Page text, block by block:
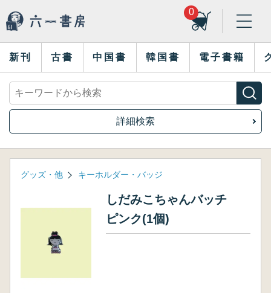
0
新刊 古書 中国書 韓国書 電子書籍
詳細検索
グッズ・他 キーホルダー・バッジ
しだみこちゃんバッチ
ピンク(1個)